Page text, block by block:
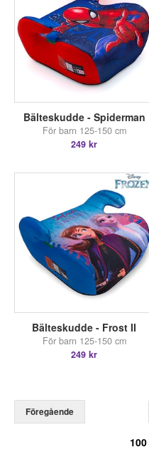
Bälteskudde - Spiderman
För barn 125-150 cm
249 kr
Bälteskudde - Frost II
För barn 125-150 cm
249 kr
Föregående
100